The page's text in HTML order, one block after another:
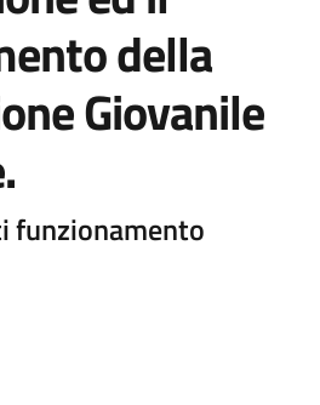
della
Giovanile
funzionamento